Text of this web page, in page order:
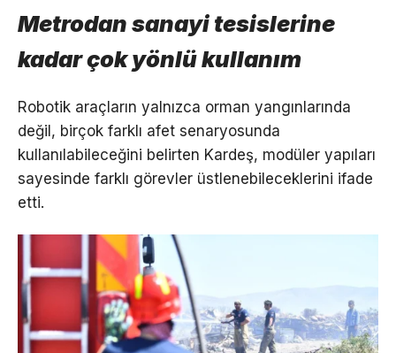
Metrodan sanayi tesislerine
kadar çok yönlü kullanım
Robotik araçların yalnızca orman yangınlarında
değil, birçok farklı afet senaryosunda
kullanılabileceğini belirten Kardeş, modüler yapıları
sayesinde farklı görevler üstlenebileceklerini ifade
etti.